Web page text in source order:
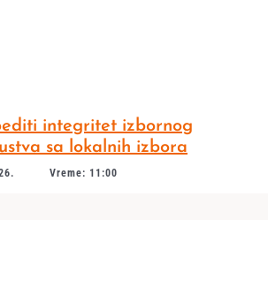
integritet izbornog
sa lokalnih izbora
Vreme: 11:00